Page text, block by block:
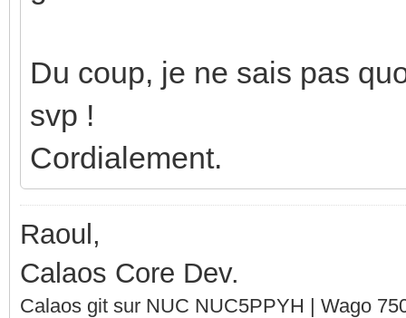
Du coup, je ne sais pas
svp !
Cordialement.
Raoul,
Calaos Core Dev.
Calaos git sur NUC NUC5PPYH | Wago